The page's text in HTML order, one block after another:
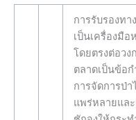
การรับรองทา
เป็นเครื่องมื
โดยตรงต่อวง
ตลาดเป็นข้อ
การจัดการป่
แพร่หลายและ